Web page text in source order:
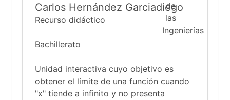
Carlos Hernández Garciadiego
Recurso didáctico
Bachillerato
Unidad interactiva cuyo objetivo es
obtener el límite de una función cuando
"x" tiende a infinito y no presenta